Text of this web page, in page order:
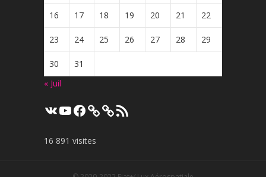
16 17 18 19 20 21 22
23 24 25 26 27 28 29
30
31
« Juil
VK YouTube
Facebook Flux
RSS
16 891 visites